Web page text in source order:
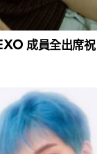
成員全出席祝